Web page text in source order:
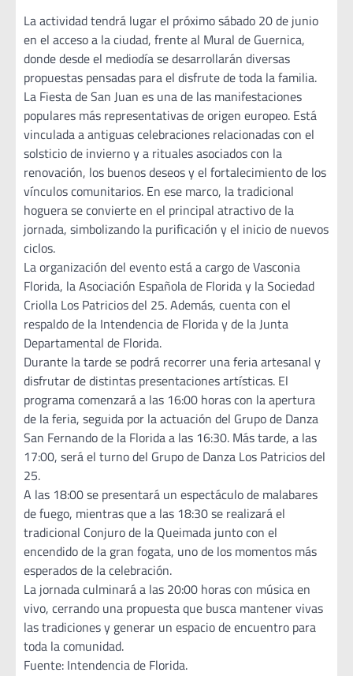
La actividad tendrá lugar el próximo sábado 20 de junio
en el acceso a la ciudad, frente al Mural de Guernica,
donde desde el mediodía se desarrollarán diversas
propuestas pensadas para el disfrute de toda la familia.
La Fiesta de San Juan es una de las manifestaciones
populares más representativas de origen europeo. Está
vinculada a antiguas celebraciones relacionadas con el
solsticio de invierno y a rituales asociados con la
renovación, los buenos deseos y el fortalecimiento de los
vínculos comunitarios. En ese marco, la tradicional
hoguera se convierte en el principal atractivo de la
jornada, simbolizando la purificación y el inicio de nuevos
ciclos.
La organización del evento está a cargo de Vasconia
Florida, la Asociación Española de Florida y la Sociedad
Criolla Los Patricios del 25. Además, cuenta con el
respaldo de la Intendencia de Florida y de la Junta
Departamental de Florida.
Durante la tarde se podrá recorrer una feria artesanal y
disfrutar de distintas presentaciones artísticas. El
programa comenzará a las 16:00 horas con la apertura
de la feria, seguida por la actuación del Grupo de Danza
San Fernando de la Florida a las 16:30. Más tarde, a las
17:00, será el turno del Grupo de Danza Los Patricios del
25.
A las 18:00 se presentará un espectáculo de malabares
de fuego, mientras que a las 18:30 se realizará el
tradicional Conjuro de la Queimada junto con el
encendido de la gran fogata, uno de los momentos más
esperados de la celebración.
La jornada culminará a las 20:00 horas con música en
vivo, cerrando una propuesta que busca mantener vivas
las tradiciones y generar un espacio de encuentro para
toda la comunidad.
Fuente: Intendencia de Florida.